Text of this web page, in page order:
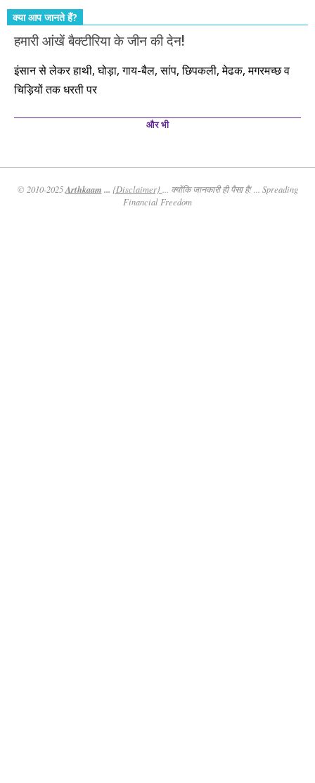
क्या आप जानते हैं?
हमारी आंखें बैक्टीरिया के जीन की देन!
इंसान से लेकर हाथी, घोड़ा, गाय-बैल, सांप, छिपकली, मेढक, मगरमच्छ व
चिड़ियों तक धरती पर
और भी
© 2010-2025Arthkaam ... {Disclaimer}
... क्योंकि जानकारी ही पैसा है! ... Spreading
Financial Freedom